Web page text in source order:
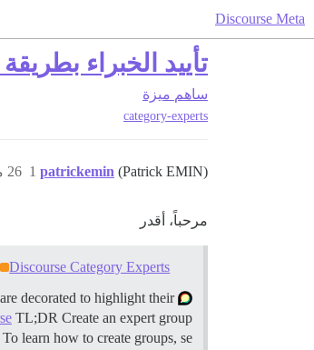
Discourse Meta
تأييد الخبراء
ساهم ميزة
category-experts
patrickemin (Patrick EMIN) 26 مايو 2024، 2:50م 1
مرحباً، أقدر
Discourse Category Experts
decorated to highlight their
TL;DR Create an expert group
learn how to create groups, se…